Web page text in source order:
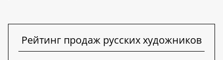
Рейтинг продаж русских художников